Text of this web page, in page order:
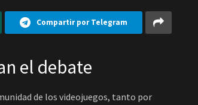
Compartir por Telegram
el debate
de los videojuegos, tanto por